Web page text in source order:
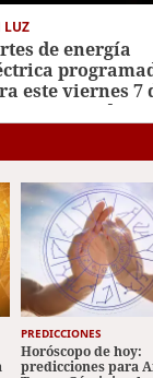
LUZ
de energía
este viernes 7
en Honduras
PREDICCIONES
Horóscopo de hoy:
predicciones para